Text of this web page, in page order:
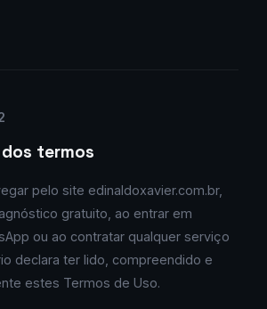
termos
pelo site edinaldoxavier.com.br,
gratuito, ao entrar em
ou ao contratar qualquer serviço
declara ter lido, compreendido e
estes Termos de Uso.